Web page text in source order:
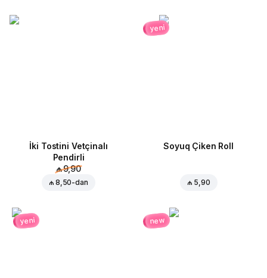
İki Tostini Vetçinalı
Pendirli
₼ 9,90
₼ 8,50-dan
yeni
Soyuq Çiken Roll
₼ 5,90
yeni new